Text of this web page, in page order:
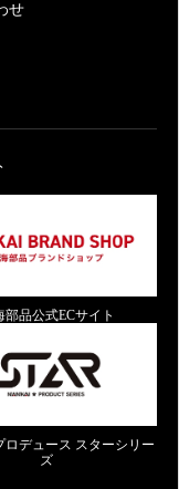
せ
部品公式ECサイト
ロデュース スターシリー
ズ